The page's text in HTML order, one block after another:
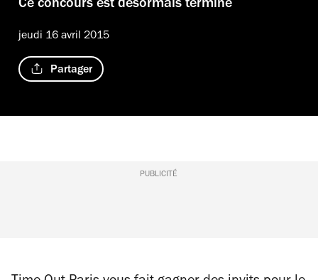
Ce concours est désormais terminé
jeudi 16 avril 2015
Partager
PUBLICITÉ